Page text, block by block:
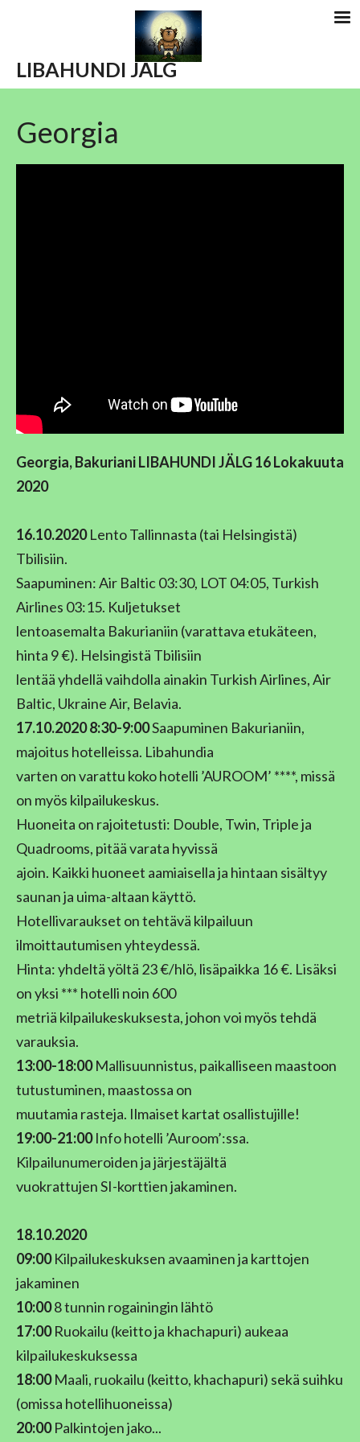
LIBAHUNDI JÄLG
Georgia
Georgia, Bakuriani LIBAHUNDI JÄLG 16 Lokakuuta
2020
16.10.2020Lento Tallinnasta (tai Helsingistä)
Tbilisiin.
Saapuminen: Air Baltic 03:30, LOT 04:05, Turkish
Airlines 03:15. Kuljetukset
lentoasemalta Bakurianiin (varattava etukäteen,
hinta 9 €). Helsingistä Tbilisiin
lentää yhdellä vaihdolla ainakin Turkish Airlines, Air
Baltic, Ukraine Air, Belavia.
17.10.2020 8:30-9:00Saapuminen Bakurianiin,
majoitus hotelleissa. Libahundia
varten on varattu koko hotelli ’AUROOM’ ****, missä
on myös kilpailukeskus.
Huoneita on rajoitetusti: Double, Twin, Triple ja
Quadrooms, pitää varata hyvissä
ajoin. Kaikki huoneet aamiaisella ja hintaan sisältyy
saunan ja uima-altaan käyttö.
Hotellivaraukset on tehtävä kilpailuun
ilmoittautumisen yhteydessä.
Hinta: yhdeltä yöltä 23 €/hlö, lisäpaikka 16 €. Lisäksi
on yksi *** hotelli noin 600
metriä kilpailukeskuksesta, johon voi myös tehdä
varauksia.
13:00-18:00Mallisuunnistus, paikalliseen maastoon
tutustuminen, maastossa on
muutamia rasteja. Ilmaiset kartat osallistujille!
19:00-21:00Info hotelli ’Auroom’:ssa.
Kilpailunumeroiden ja järjestäjältä
vuokrattujen SI-korttien jakaminen.
18.10.2020
09:00Kilpailukeskuksen avaaminen ja karttojen
jakaminen
10:008 tunnin rogainingin lähtö
17:00Ruokailu (keitto ja khachapuri) aukeaa
kilpailukeskuksessa
18:00Maali, ruokailu (keitto, khachapuri) sekä suihku
(omissa hotellihuoneissa)
20:00Palkintojen jako...